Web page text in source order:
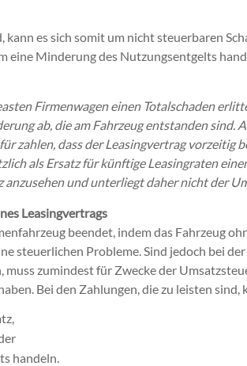
kann es sich somit um nicht steuerbaren
eine Minderung des Nutzungsentgelts
Firmenwagen einen Totalschaden
ab, die am Fahrzeug entstanden sind.
zahlen, dass der Leasingvertrag vorzeitig
als Ersatz für künftige Leasingraten
anzusehen und unterliegt daher nicht der
Leasingvertrags
beendet, indem das Fahrzeug
steuerlichen Probleme. Sind jedoch bei
muss zumindest für Zwecke der
Bei den Zahlungen, die zu leisten sind,
handeln.